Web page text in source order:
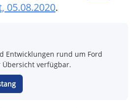
05.08.2020.
Entwicklungen rund um Ford
verfügbar.